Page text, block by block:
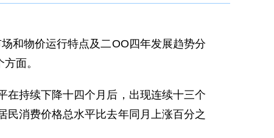
和物价运行特点及二OO四年发展趋势分
面。
持续下降十四个月后，出现连续十三个
民消费价格总水平比去年同月上涨百分之